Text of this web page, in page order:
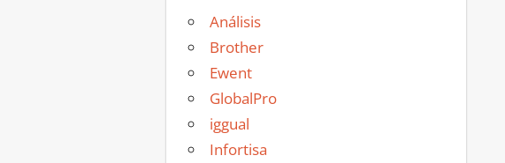
Análisis
Brother
Ewent
GlobalPro
iggual
Infortisa